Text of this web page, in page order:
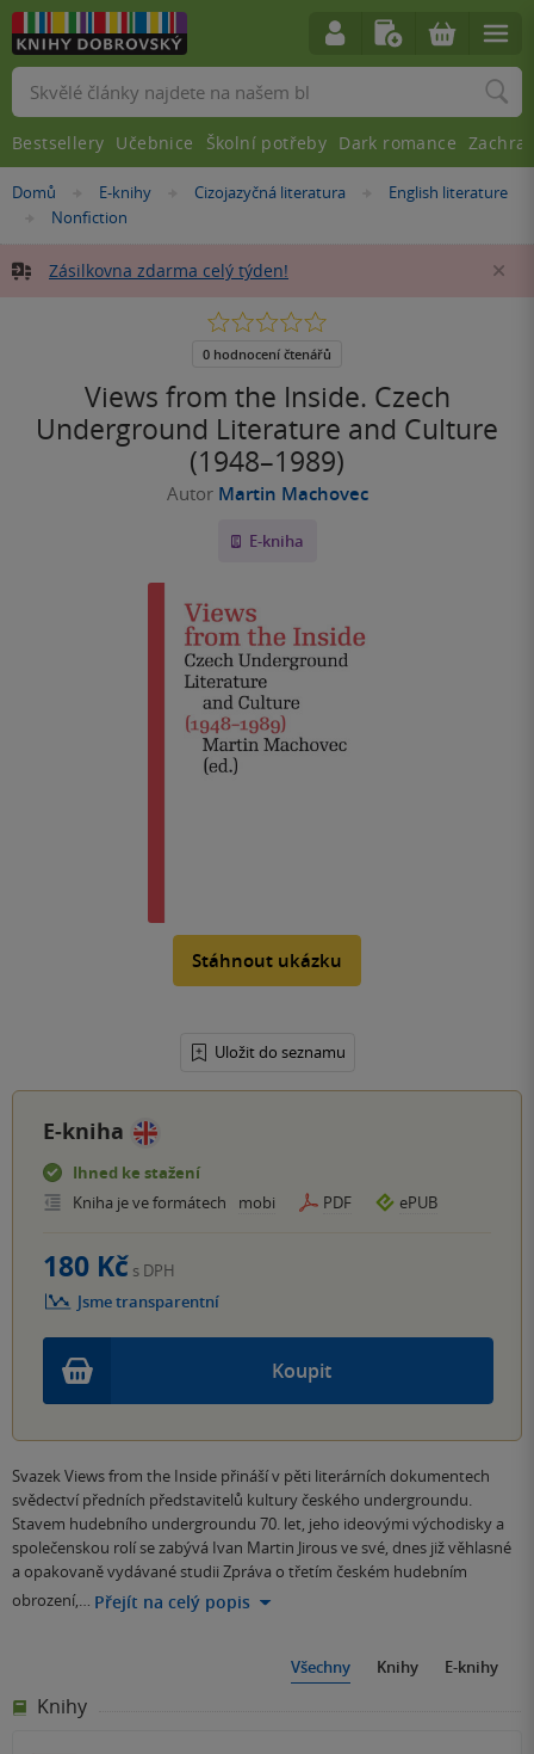
Nacházíte
Domů »E-knihy »
Cizojazyčná literatura »
English literature
»
Nonfiction
Zásilkovna zdarma celý týden!
Views from the Inside. Czech
Underground Literature and Culture
(1948–1989)
Autor Martin Machovec
E-kniha
Stáhnout ukázku
Uložit do seznamu
0.0
5
0 hodnocení čtenářů
E-kniha
Ihned ke stažení
Kniha je ve formátech
mobi PDF ePUB
Koupit
180 Kč s DPH
Jsme transparentní
Svazek Views from the Inside přináší v pěti literárních dokumentech
svědectví předních představitelů kultury českého undergroundu.
Stavem hudebního undergroundu 70. let, jeho ideovými východisky a
společenskou rolí se zabývá Ivan Martin Jirous ve své, dnes již věhlasné
a opakovaně vydávané studii Zpráva o třetím českém hudebním
obrození,… Přejít na celý popis
Všechny Knihy E-knihy
Knihy
Vyhledávání
Bestsellery Učebnice Školní potřeby Dark romance